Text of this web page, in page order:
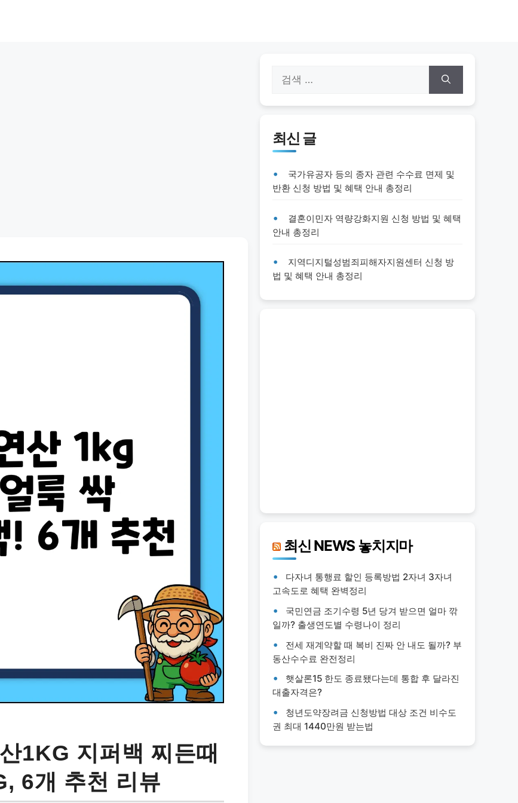
1KG 지퍼백 찌든때
6개 추천 리뷰
색:
최신 글
국가유공자 등의 종자 관련 수수료 면제 및
반환 신청 방법 및 혜택 안내 총정리
결혼이민자 역량강화지원 신청 방법 및 혜택
안내 총정리
지역디지털성범죄피해자지원센터 신청 방
법 및 혜택 안내 총정리
최신 NEWS 놓치지마
다자녀 통행료 할인 등록방법 2자녀 3자녀
고속도로 혜택 완벽정리
국민연금 조기수령 5년 당겨 받으면 얼마 깎
일까? 출생연도별 수령나이 정리
전세 재계약할 때 복비 진짜 안 내도 될까? 부
동산수수료 완전정리
햇살론15 한도 종료됐다는데 통합 후 달라진
대출자격은?
청년도약장려금 신청방법 대상 조건 비수도
권 최대 1440만원 받는법